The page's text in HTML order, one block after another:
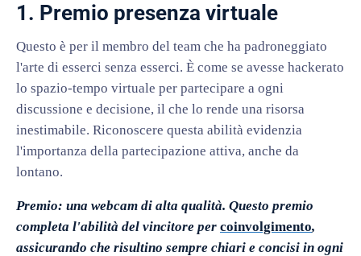
1. Premio presenza virtuale
Questo è per il membro del team che ha padroneggiato
l'arte di esserci senza esserci. È come se avesse hackerato
lo spazio-tempo virtuale per partecipare a ogni
discussione e decisione, il che lo rende una risorsa
inestimabile. Riconoscere questa abilità evidenzia
l'importanza della partecipazione attiva, anche da
lontano.
Premio: una webcam di alta qualità. Questo premio
completa l'abilità del vincitore per coinvolgimento,
assicurando che risultino sempre chiari e concisi in ogni